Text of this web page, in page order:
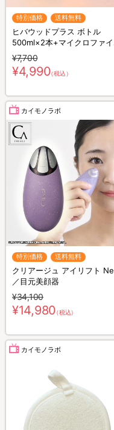
特別価格 送料無料
ヒバウッドプラス ボトル
500ml×2本+マイクロファイ
ークロス×1枚／防虫スプレー
防虫剤／害虫忌避剤
¥7,700
¥4,990（税込）
カイモノラボ
特別価格 送料無料
クリアージュ アイリフト
／目元美顔器
¥34,100
¥14,980（税込）
カイモノラボ